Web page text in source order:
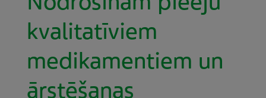
kvalitatīviem
medikamentiem un
ārstēšanas